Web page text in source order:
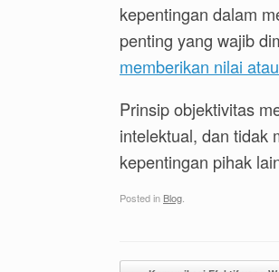
kepentingan dalam
penting yang wajib
memberikan nilai
Prinsip objektivitas
intelektual, dan tidak
kepentingan pihak
Posted in Blog